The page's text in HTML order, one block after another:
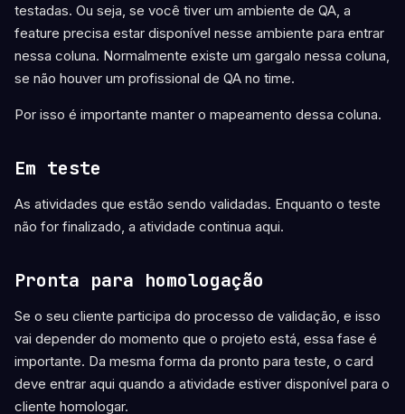
testadas. Ou seja, se você tiver um ambiente de QA, a
feature precisa estar disponível nesse ambiente para entrar
nessa coluna. Normalmente existe um gargalo nessa coluna,
se não houver um profissional de QA no time.
Por isso é importante manter o mapeamento dessa coluna.
Em teste
As atividades que estão sendo validadas. Enquanto o teste
não for finalizado, a atividade continua aqui.
Pronta para homologação
Se o seu cliente participa do processo de validação, e isso
vai depender do momento que o projeto está, essa fase é
importante. Da mesma forma da pronto para teste, o card
deve entrar aqui quando a atividade estiver disponível para o
cliente homologar.